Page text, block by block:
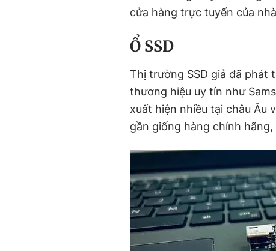
cửa hàng trực tuyến của
Ổ SSD
Thị trường SSD giả đã phát
thương hiệu uy tín như
xuất hiện nhiều tại châu Âu
gần giống hàng chính